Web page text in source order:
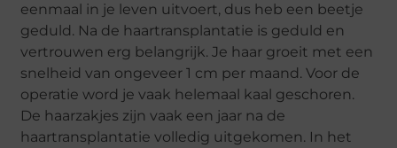
eenmaal in je leven uitvoert, dus heb een beetje
geduld. Na de haartransplantatie is geduld en
vertrouwen erg belangrijk. Je haar groeit met een
snelheid van ongeveer 1 cm per maand. Voor de
operatie word je vaak helemaal kaal geschoren.
De haarzakjes zijn vaak een jaar na de
haartransplantatie volledig uitgekomen. In het